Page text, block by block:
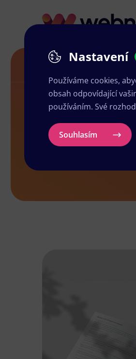
Návrh letáků v
Nastavení
Používáme cookies,
obsah odpovídající
používáním. Své
Souhlasím